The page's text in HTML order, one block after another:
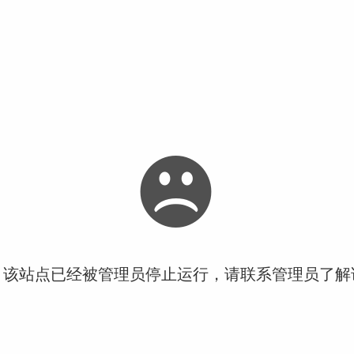
站点已经被管理员停止运行，请联系管理员了